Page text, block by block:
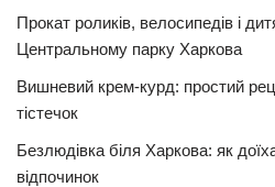
Прокат роликів, велосипедів і
Центральному парку Харкова
Вишневий крем-курд: простий
тістечок
Безлюдівка біля Харкова: як
відпочинок